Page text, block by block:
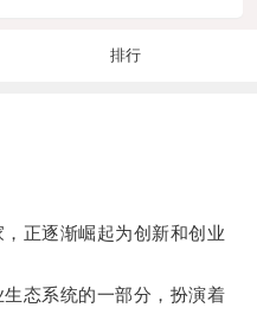
排行
正逐渐崛起为创新和创业
态系统的一部分，扮演着